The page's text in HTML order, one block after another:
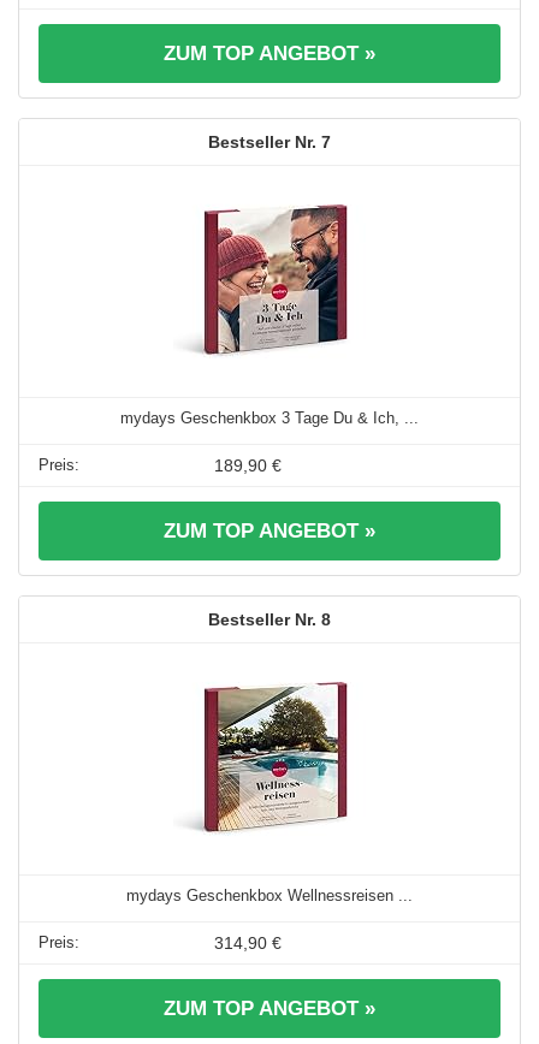
ZUM TOP ANGEBOT »
7
mydays Geschenkbox 3 Tage Du & Ich, ...
189,90 €
ZUM TOP ANGEBOT »
8
mydays Geschenkbox Wellnessreisen ...
314,90 €
ZUM TOP ANGEBOT »